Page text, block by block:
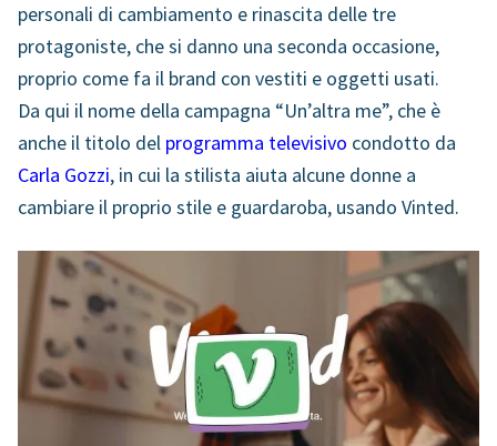
personali di cambiamento e rinascita delle tre
protagoniste, che si danno una seconda occasione,
proprio come fa il brand con vestiti e oggetti usati.
Da qui il nome della campagna “Un’altra me”, che è
anche il titolo del programma televisivo condotto da
Carla Gozzi, in cui la stilista aiuta alcune donne a
cambiare il proprio stile e guardaroba, usando Vinted.